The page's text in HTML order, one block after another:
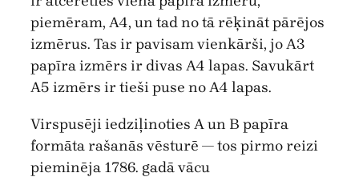
piemēram, A4, un tad no tā rēķināt pārējos
izmērus. Tas ir pavisam vienkārši, jo A3
papīra izmērs ir divas A4 lapas. Savukārt
A5 izmērs ir tieši puse no A4 lapas.
Virspusēji iedziļinoties A un B papīra
formāta rašanās vēsturē — tos pirmo reizi
pieminēja 1786. gadā vācu